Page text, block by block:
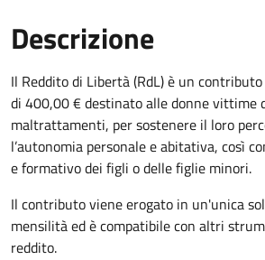
Descrizione
Il Reddito di Libertà (RdL) è un
di 400,00 € destinato alle donne vittime
maltrattamenti, per sostenere il loro
l’autonomia personale e abitativa, così
e formativo dei figli o delle figlie minori.
Il contributo viene erogato in un'unica
mensilità ed è compatibile con altri
reddito.